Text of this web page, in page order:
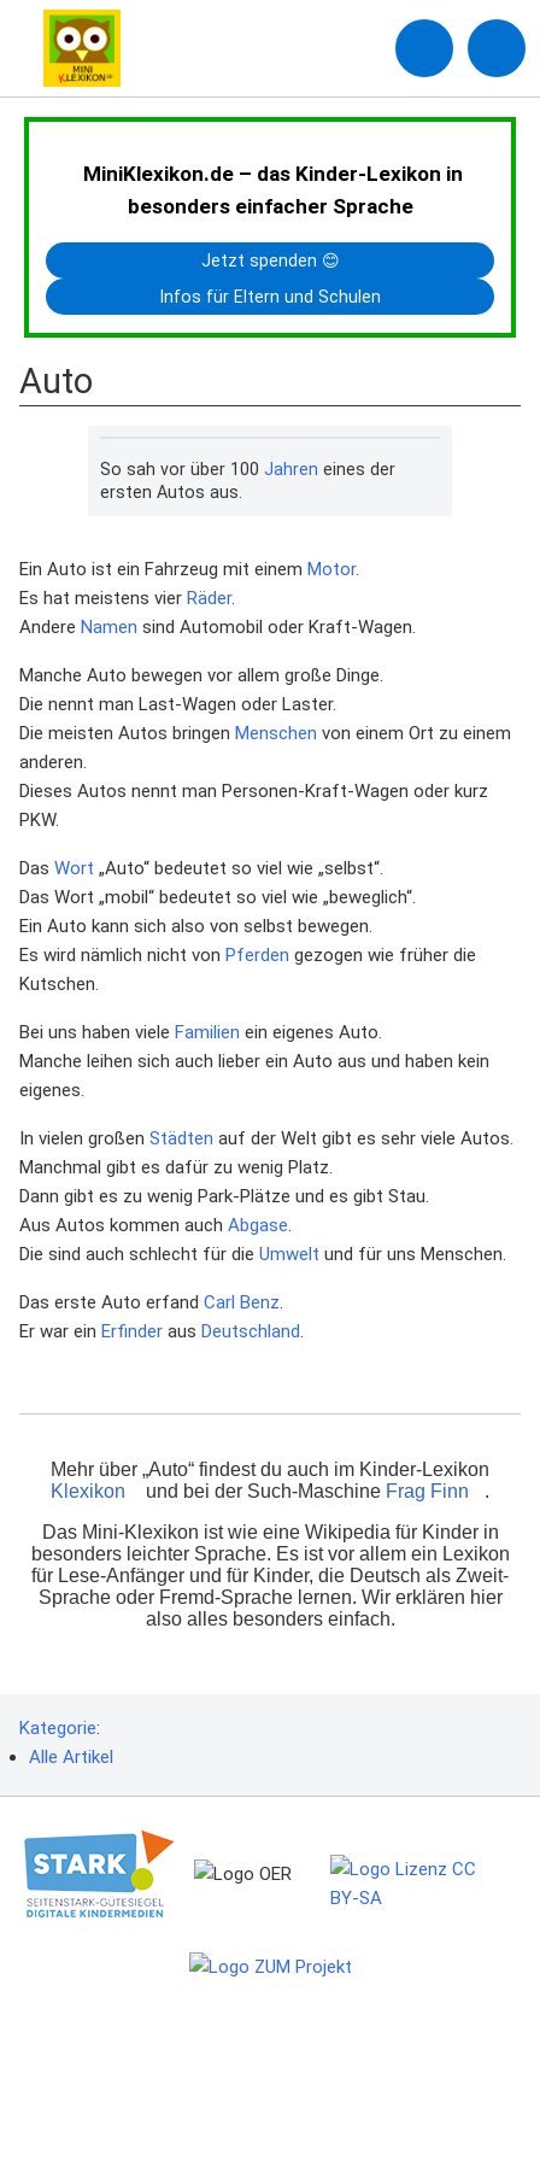
MiniKlexikon.de – das Kinder-Lexikon in
besonders einfacher Sprache
Jetzt spenden 😊
Infos für Eltern und Schulen
Auto
So sah vor über 100 Jahren eines der
ersten Autos aus.
Ein Auto ist ein Fahrzeug mit einem Motor.
Es hat meistens vier Räder.
Andere Namen sind Automobil oder Kraft-Wagen.
Manche Auto bewegen vor allem große Dinge.
Die nennt man Last-Wagen oder Laster.
Die meisten Autos bringen Menschen von einem Ort zu einem
anderen.
Dieses Autos nennt man Personen-Kraft-Wagen oder kurz
PKW.
Das Wort „Auto“ bedeutet so viel wie „selbst“.
Das Wort „mobil“ bedeutet so viel wie „beweglich“.
Ein Auto kann sich also von selbst bewegen.
Es wird nämlich nicht von Pferden gezogen wie früher die
Kutschen.
Bei uns haben viele Familien ein eigenes Auto.
Manche leihen sich auch lieber ein Auto aus und haben kein
eigenes.
In vielen großen Städten auf der Welt gibt es sehr viele Autos.
Manchmal gibt es dafür zu wenig Platz.
Dann gibt es zu wenig Park-Plätze und es gibt Stau.
Aus Autos kommen auch Abgase.
Die sind auch schlecht für die Umwelt und für uns Menschen.
Das erste Auto erfand Carl Benz.
Er war ein Erfinder aus Deutschland.
Mehr über „Auto“ findest du auch im Kinder-Lexikon
Klexikon
und bei der Such-Maschine Frag Finn
.
Das Mini-Klexikon ist wie eine Wikipedia für Kinder in
besonders leichter Sprache. Es ist vor allem ein Lexikon
für Lese-Anfänger und für Kinder, die Deutsch als Zweit-
Sprache oder Fremd-Sprache lernen. Wir erklären hier
also alles besonders einfach.
Kategorie:
Alle Artikel